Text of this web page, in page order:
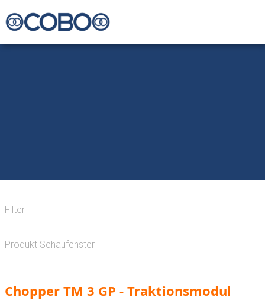
Filter
Produkt Schaufenster
Chopper TM 3 GP - Traktionsmodul